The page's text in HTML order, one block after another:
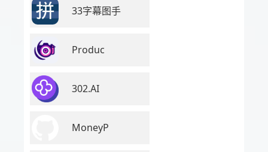
33字幕图手
Produc
302.AI
MoneyP